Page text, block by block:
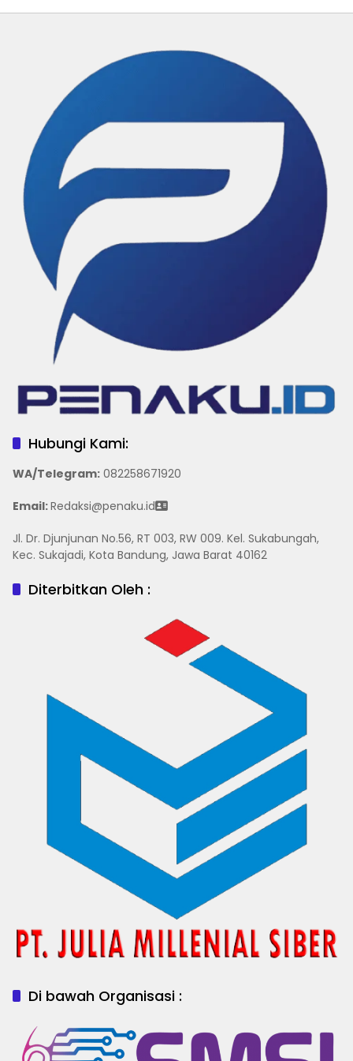
Hubungi Kami:
WA/Telegram: 082258671920
Email:Redaksi@penaku.id
Jl. Dr. Djunjunan No.56, RT 003, RW 009. Kel. Sukabungah,
Kec. Sukajadi, Kota Bandung, Jawa Barat 40162
Diterbitkan Oleh :
Di bawah Organisasi :